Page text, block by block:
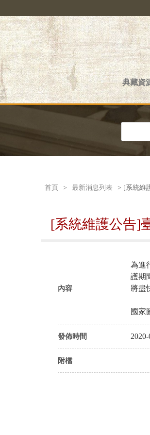
典藏資
首頁 > 最新消息列表 > [系統維
[系統維護公告]
內容
為進
護期
將盡
國家
發佈時間
附檔